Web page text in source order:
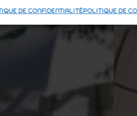
DE CONFIDENTIALITÉPOLITIQUE DE